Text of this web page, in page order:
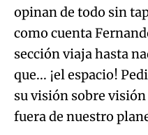
opinan de todo sin
como cuenta
sección viaja hasta
que... ¡el espacio!
su visión sobre
fuera de nuestro